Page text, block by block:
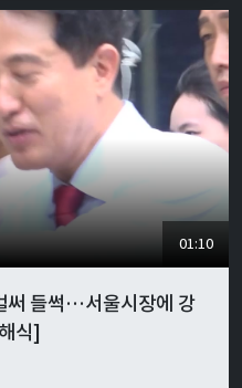
01:10
써 들썩…서울시장에 강
식]